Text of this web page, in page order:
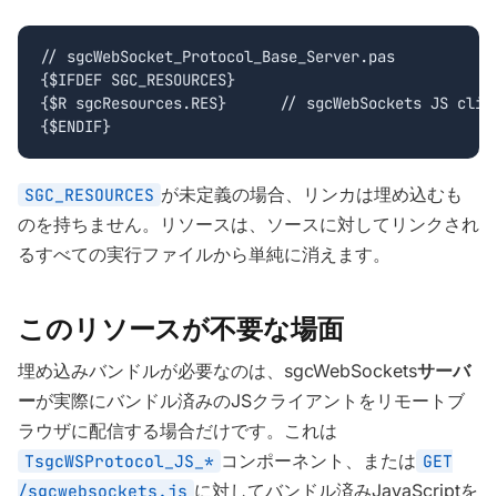
// sgcWebSocket_Protocol_Base_Server.pas
{$IFDEF SGC_RESOURCES}
{$R sgcResources.RES}      // sgcWebSockets JS
{$ENDIF}
SGC_RESOURCES が未定義の場合、リンカは埋め込むも
のを持ちません。リソースは、ソースに対してリンクされ
るすべての実行ファイルから単純に消えます。
このリソースが不要な場面
埋め込みバンドルが必要なのは、sgcWebSocketsサーバ
ーが実際にバンドル済みのJSクライアントをリモートブ
ラウザに配信する場合だけです。これは
TsgcWSProtocol_JS_* コンポーネント、または GET
/sgcwebsockets.js に対してバンドル済みJavaScriptを